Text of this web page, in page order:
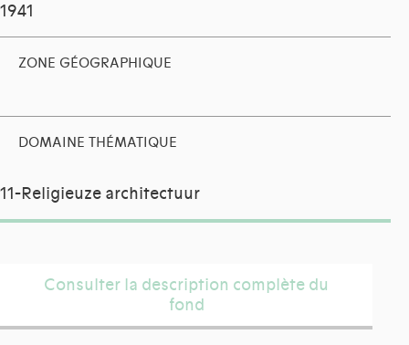
1941
ZONE GÉOGRAPHIQUE
DOMAINE THÉMATIQUE
11-Religieuze architectuur
Consulter la description complète du
fond